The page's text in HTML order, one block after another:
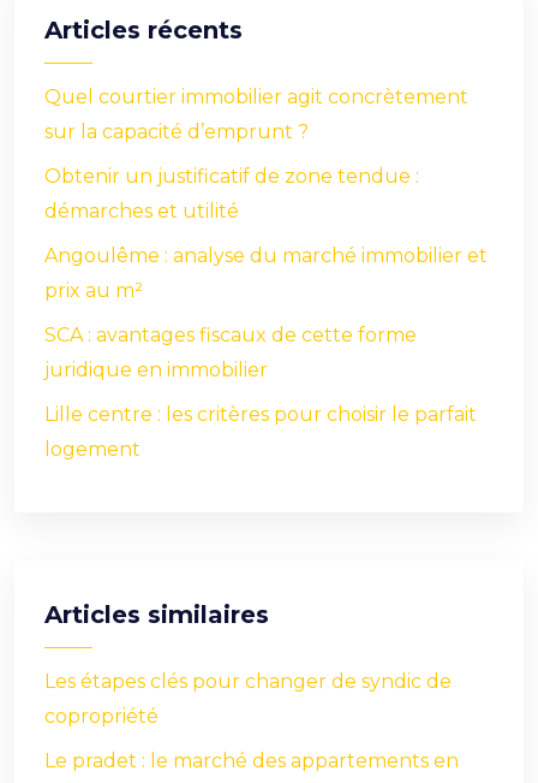
Articles récents
Quel courtier immobilier agit concrètement
sur la capacité d’emprunt ?
Obtenir un justificatif de zone tendue :
démarches et utilité
Angoulême : analyse du marché immobilier et
prix au m²
SCA : avantages fiscaux de cette forme
juridique en immobilier
Lille centre : les critères pour choisir le parfait
logement
Articles similaires
Les étapes clés pour changer de syndic de
copropriété
Le pradet : le marché des appartements en